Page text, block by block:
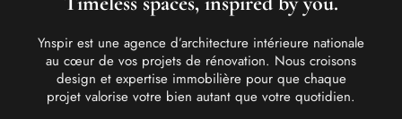
Ynspir est une agence d’architecture intérieure nationale
au cœur de vos projets de rénovation. Nous croisons
design et expertise immobilière pour que chaque
projet valorise votre bien autant que votre quotidien.